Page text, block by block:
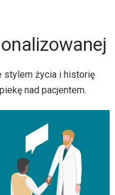
stylem życia i historię
nad pacjentem.